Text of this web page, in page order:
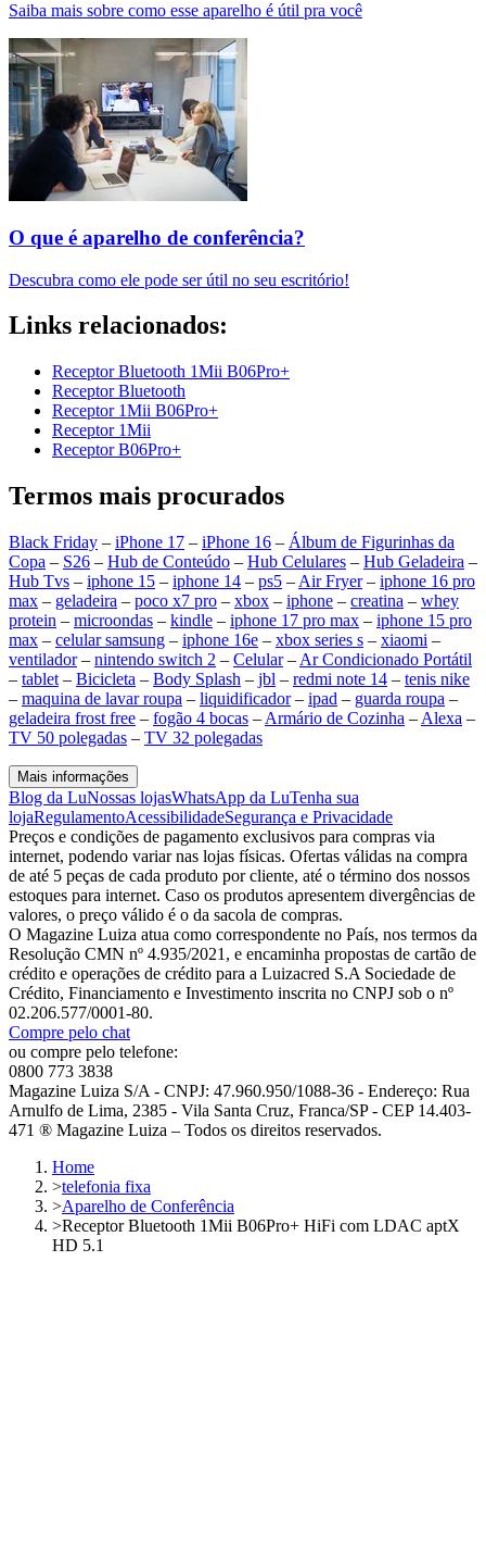
Saiba mais sobre como esse aparelho é útil pra você
O que é aparelho de conferência?
Descubra como ele pode ser útil no seu escritório!
Links relacionados:
Receptor Bluetooth 1Mii B06Pro+
Receptor Bluetooth
Receptor 1Mii B06Pro+
Receptor 1Mii
Receptor B06Pro+
Termos mais procurados
Black Friday – iPhone 17 – iPhone 16 – Álbum de Figurinhas da
Copa – S26 – Hub de Conteúdo – Hub Celulares – Hub Geladeira –
Hub Tvs – iphone 15 – iphone 14 – ps5 – Air Fryer– iphone 16 pro
max – geladeira – poco x7 pro – xbox – iphone – creatina – whey
protein – microondas – kindle – iphone 17 pro max – iphone 15 pro
max – celular samsung – iphone 16e – xbox series s – xiaomi –
ventilador– nintendo switch 2 – Celular– Ar Condicionado Portátil
– tablet – Bicicleta – Body Splash – jbl – redmi note 14 – tenis nike
– maquina de lavar roupa – liquidificador– ipad – guarda roupa –
geladeira frost free – fogão 4 bocas – Armário de Cozinha – Alexa –
TV 50 polegadas – TV 32 polegadas
Mais informações
Blog da LuNossas lojasWhatsApp da LuTenha sua
lojaRegulamentoAcessibilidadeSegurança e Privacidade
Preços e condições de pagamento exclusivos para compras via
internet, podendo variar nas lojas físicas. Ofertas válidas na compra
de até 5 peças de cada produto por cliente, até o término dos nossos
estoques para internet. Caso os produtos apresentem divergências de
valores, o preço válido é o da sacola de compras.
O Magazine Luiza atua como correspondente no País, nos termos da
Resolução CMN nº 4.935/2021, e encaminha propostas de cartão de
crédito e operações de crédito para a Luizacred S.A Sociedade de
Crédito, Financiamento e Investimento inscrita no CNPJ sob o nº
02.206.577/0001-80.
Compre pelo chat
ou compre pelo telefone:
0800 773 3838
Magazine Luiza S/A - CNPJ: 47.960.950/1088-36 - Endereço: Rua
Arnulfo de Lima, 2385 - Vila Santa Cruz, Franca/SP - CEP 14.403-
471 ® Magazine Luiza – Todos os direitos reservados.
Home
>telefonia fixa
>Aparelho de Conferência
>Receptor Bluetooth 1Mii B06Pro+ HiFi com LDAC aptX
HD 5.1